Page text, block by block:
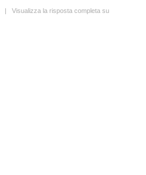
| Visualizza la risposta completa su